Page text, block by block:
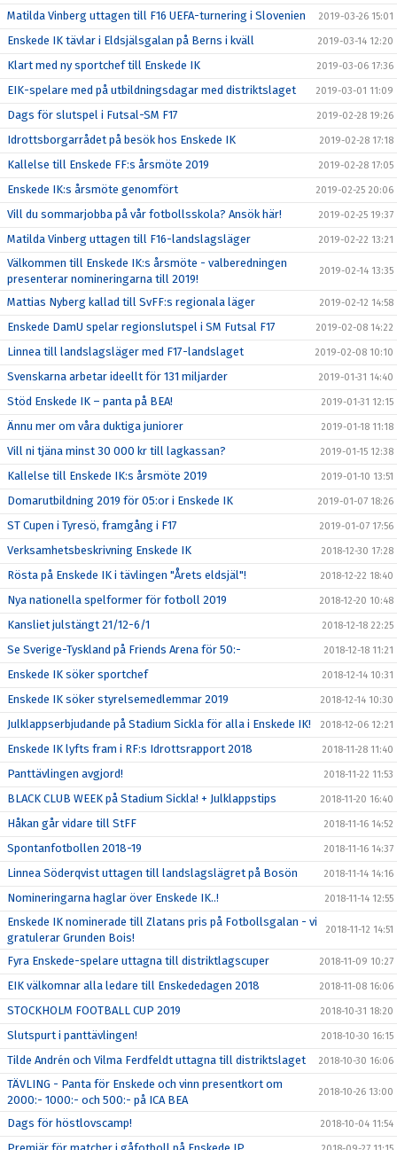
Matilda Vinberg uttagen till F16 UEFA-turnering i Slovenien 2019-03-26 15:01
Enskede IK tävlar i Eldsjälsgalan på Berns i kväll 2019-03-14 12:20
Klart med ny sportchef till Enskede IK 2019-03-06 17:36
EIK-spelare med på utbildningsdagar med distriktslaget 2019-03-01 11:09
Dags för slutspel i Futsal-SM F17 2019-02-28 19:26
Idrottsborgarrådet på besök hos Enskede IK 2019-02-28 17:18
Kallelse till Enskede FF:s årsmöte 2019 2019-02-28 17:05
Enskede IK:s årsmöte genomfört 2019-02-25 20:06
Vill du sommarjobba på vår fotbollsskola? Ansök här! 2019-02-25 19:37
Matilda Vinberg uttagen till F16-landslagsläger 2019-02-22 13:21
Välkommen till Enskede IK:s årsmöte - valberedningen
presenterar nomineringarna till 2019!
2019-02-14 13:35
Mattias Nyberg kallad till SvFF:s regionala läger 2019-02-12 14:58
Enskede DamU spelar regionslutspel i SM Futsal F17 2019-02-08 14:22
Linnea till landslagsläger med F17-landslaget 2019-02-08 10:10
Svenskarna arbetar ideellt för 131 miljarder 2019-01-31 14:40
Stöd Enskede IK – panta på BEA! 2019-01-31 12:15
Ännu mer om våra duktiga juniorer 2019-01-18 11:18
Vill ni tjäna minst 30 000 kr till lagkassan? 2019-01-15 12:38
Kallelse till Enskede IK:s årsmöte 2019 2019-01-10 13:51
Domarutbildning 2019 för 05:or i Enskede IK 2019-01-07 18:26
ST Cupen i Tyresö, framgång i F17 2019-01-07 17:56
Verksamhetsbeskrivning Enskede IK 2018-12-30 17:28
Rösta på Enskede IK i tävlingen "Årets eldsjäl"! 2018-12-22 18:40
Nya nationella spelformer för fotboll 2019 2018-12-20 10:48
Kansliet julstängt 21/12-6/1 2018-12-18 22:25
Se Sverige-Tyskland på Friends Arena för 50:- 2018-12-18 11:21
Enskede IK söker sportchef 2018-12-14 10:31
Enskede IK söker styrelsemedlemmar 2019 2018-12-14 10:30
Julklappserbjudande på Stadium Sickla för alla i Enskede IK! 2018-12-06 12:21
Enskede IK lyfts fram i RF:s Idrottsrapport 2018 2018-11-28 11:40
Panttävlingen avgjord! 2018-11-22 11:53
BLACK CLUB WEEK på Stadium Sickla! + Julklappstips 2018-11-20 16:40
Håkan går vidare till StFF 2018-11-16 14:52
Spontanfotbollen 2018-19 2018-11-16 14:37
Linnea Söderqvist uttagen till landslagslägret på Bosön 2018-11-14 14:16
Nomineringarna haglar över Enskede IK..! 2018-11-14 12:55
Enskede IK nominerade till Zlatans pris på Fotbollsgalan - vi
gratulerar Grunden Bois!
2018-11-12 14:51
Fyra Enskede-spelare uttagna till distriktlagscuper 2018-11-09 10:27
EIK välkomnar alla ledare till Enskededagen 2018 2018-11-08 16:06
STOCKHOLM FOOTBALL CUP 2019 2018-10-31 18:20
Slutspurt i panttävlingen! 2018-10-30 16:15
Tilde Andrén och Vilma Ferdfeldt uttagna till distriktslaget 2018-10-30 16:06
TÄVLING - Panta för Enskede och vinn presentkort om
2000:- 1000:- och 500:- på ICA BEA
2018-10-26 13:00
Dags för höstlovscamp! 2018-10-04 11:54